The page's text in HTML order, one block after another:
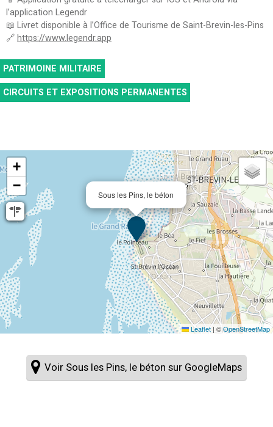
l’application Legendr
📖 Livret disponible à l’Office de Tourisme de Saint-Brevin-les-Pins
🔗https://www.legendr.app
PATRIMOINE MILITAIRE
CIRCUITS ET EXPOSITIONS PERMANENTES
Sous les Pins, le béton
+
−
Leaflet | ©OpenStreetMap
Voir Sous les Pins, le béton sur GoogleMaps